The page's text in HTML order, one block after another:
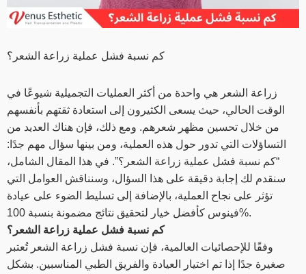
كم نسبة فشل عملية زراعة الشعر؟
زراعة الشعر هي واحدة من أكثر العمليات التجميلية شيوعًا في
الوقت الحالي، حيث يسعى الكثيرون إلى استعادة ثقتهم بأنفسهم
من خلال تحسين مظهر شعرهم. ومع ذلك، فإن هناك العديد من
التساؤلات التي تدور حول هذه العملية، ومن بينها سؤال مهم جدًا:
“كم نسبة فشل عملية زراعة الشعر؟”. في هذا المقال الشامل،
سنقدم لك إجابة دقيقة على هذا السؤال، وسنناقش العوامل التي
تؤثر على نجاح العملية، بالإضافة إلى تسليط الضوء على عيادة
فينوس كأفضل خيار لتحقيق نتائج مضمونة بنسبة 100%.
كم نسبة فشل عملية زراعة الشعر؟
وفقًا للإحصائيات العالمية، فإن نسبة فشل زراعة الشعر تُعتبر
صغيرة جدًا إذا تم اختيار العيادة والفريق الطبي المناسبين. بشكل